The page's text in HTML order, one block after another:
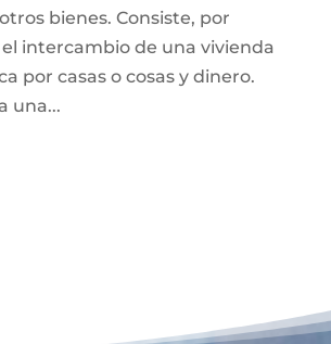
bienes. Consiste, por
intercambio de una vivienda
por casas o cosas y dinero.
una...